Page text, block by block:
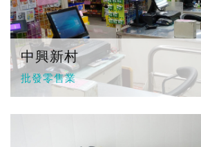
中興新村
批發零售業